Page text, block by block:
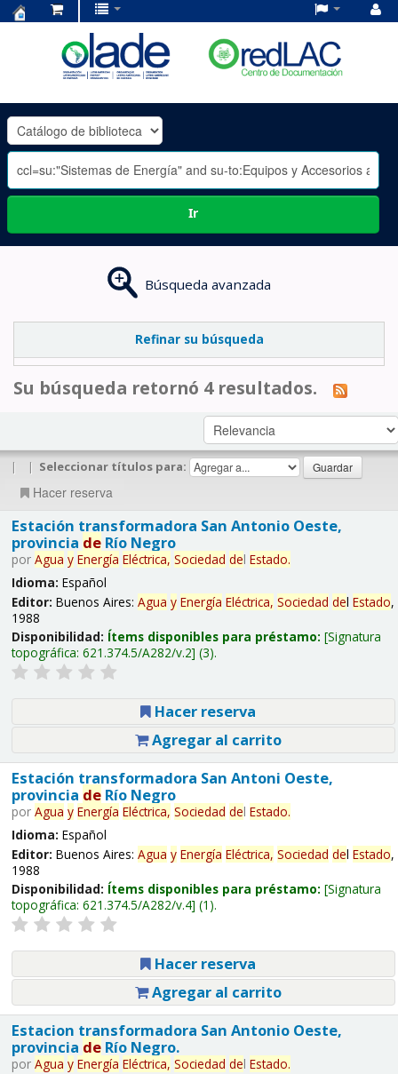
OLADE
-
Ir
Búsqueda avanzada
Refinar su búsqueda
Su búsqueda retornó 4 resultados.
| | Seleccionar títulos para:
Hacer reserva
Estación transformadora San Antonio Oeste,
provincia deRío Negro
por Agua y Energía Eléctrica, Sociedad del Estado.
Idioma: Español
Editor: Buenos Aires: Agua y Energía Eléctrica, Sociedad del Estado,
1988
Disponibilidad: Ítems disponibles para préstamo: Signatura
topográfica: 621.374.5/A282/v.2 (3).
Hacer reserva
Agregar al carrito
Estación transformadora San Antoni Oeste,
provincia deRío Negro
por Agua y Energía Eléctrica, Sociedad del Estado.
Idioma: Español
Editor: Buenos Aires: Agua y Energía Eléctrica, Sociedad del Estado,
1988
Disponibilidad: Ítems disponibles para préstamo: Signatura
topográfica: 621.374.5/A282/v.4 (1).
Hacer reserva
Agregar al carrito
Estacion transformadora San Antonio Oeste,
provincia deRío Negro.
por Agua y Energía Eléctrica, Sociedad del Estado.